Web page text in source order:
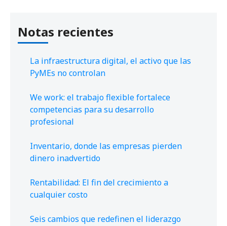
Notas recientes
La infraestructura digital, el activo que las
PyMEs no controlan
We work: el trabajo flexible fortalece
competencias para su desarrollo
profesional
Inventario, donde las empresas pierden
dinero inadvertido
Rentabilidad: El fin del crecimiento a
cualquier costo
Seis cambios que redefinen el liderazgo